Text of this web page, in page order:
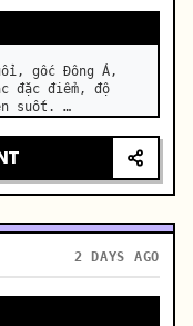
gốc Đông Á,
đặc điểm, độ
suốt. …
2 DAYS AGO